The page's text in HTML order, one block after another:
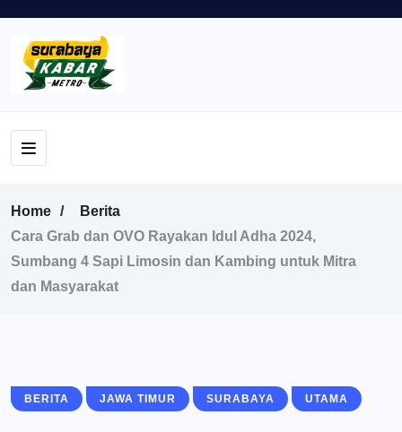
Home
Berita
Cara Grab dan OVO Rayakan Idul Adha 2024,
Sumbang 4 Sapi Limosin dan Kambing untuk Mitra
dan Masyarakat
BERITA JAWA TIMUR SURABAYA UTAMA